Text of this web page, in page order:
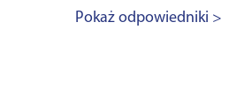
Pokaż odpowiedniki >